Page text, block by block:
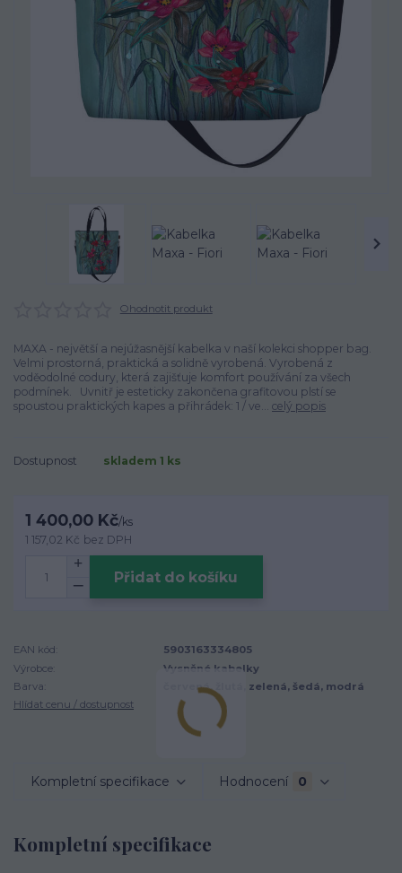
Ohodnotit produkt
MAXA - největší a nejúžasnější kabelka v naší kolekci shopper bag.
Velmi prostorná, praktická a solidně vyrobená. Vyrobená z
voděodolné codury, která zajišťuje komfort používání za všech
podmínek. Uvnitř je esteticky zakončena grafitovou plstí se
spoustou praktických kapes a přihrádek: 1 / ve... celý popis
Dostupnost skladem 1 ks
1 400,00 Kč/ks
1 157,02 Kč bez DPH
Přidat do košíku
EAN kód:
5903163334805
Výrobce:
Vysněné kabelky
Barva:
červená, žlutá, zelená, šedá, modrá
Hlídat cenu / dostupnost
Kompletní specifikace Hodnocení 0
Kompletní specifikace